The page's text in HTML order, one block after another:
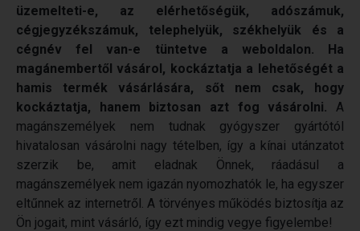
üzemelteti-e, az elérhetőségük, adószámuk,
cégjegyzékszámuk, telephelyük, székhelyük és a
cégnév fel van-e tüntetve a weboldalon. Ha
magánembertől vásárol, kockáztatja a lehetőségét a
hamis termék vásárlására, sőt nem csak, hogy
kockáztatja, hanem biztosan azt fog vásárolni. A
magánszemélyek nem tudnak gyógyszer gyártótól
hivatalosan vásárolni nagy tételben, így a kínai utánzatot
szerzik be, amit eladnak Önnek, ráadásul a
magánszemélyek nem igazán nyomozhatók le, ha egyszer
eltűnnek az internetről. A törvényes működés biztosítja az
Ön jogait, mint vásárló, így ezt mindig vegye figyelembe!